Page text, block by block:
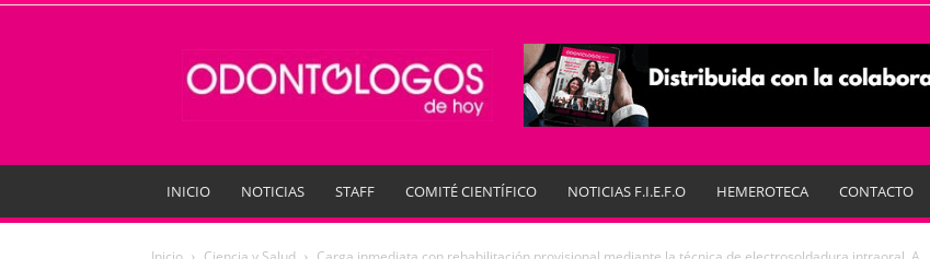
de
Hoy
INICIO NOTICIAS STAFF COMITÉ CIENTÍFICO NOTICIAS F.I.E.F.O HEMEROTECA CONTACTO